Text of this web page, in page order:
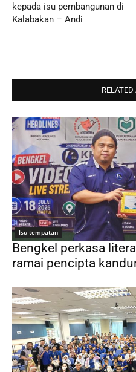
kepada isu pembangunan di
Kalabakan – Andi
RELATED
Isu tempatan
Bengkel perkasa
ramai pencipta